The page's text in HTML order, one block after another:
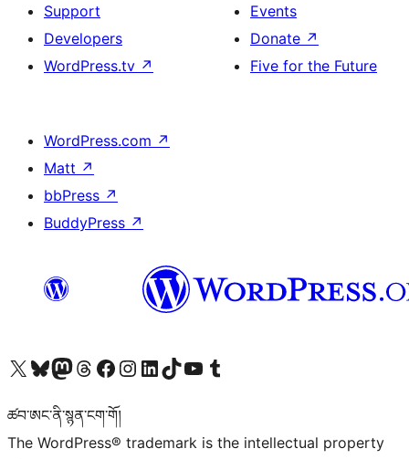
Support
Developers
WordPress.tv ↗
Events
Donate ↗
Five for the Future
WordPress.com ↗
Matt ↗
bbPress ↗
BuddyPress ↗
Visit our X (formerly Twitter) account
Visit our Bluesky account
Visit our Mastodon account
Visit our Threads account
Visit our Facebook page
Visit our Instagram account
Visit our LinkedIn account
Visit our TikTok account
Visit our YouTube channel
Visit our Tumblr account
ཚབ་ཨང་ནི་སྙན་ངག་གོ།
The WordPress® trademark is the intellectual property